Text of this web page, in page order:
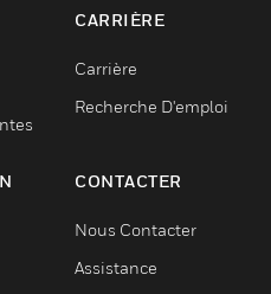
CARRIÈRE
Carrière
Recherche D'emploi
CONTACTER
Nous Contacter
Assistance